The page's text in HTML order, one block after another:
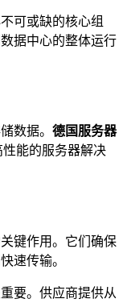
可或缺的核心组
据中心的整体运行
数据。 德国服务器
性能的服务器解决
键作用。它们确保
速传输。
要。供应商提供从